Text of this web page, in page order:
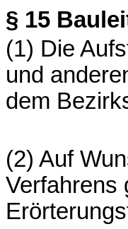
§ 15
(1) Die
und
dem
(2) Auf
Verfahrens